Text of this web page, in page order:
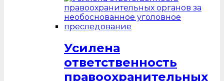
Усилена
ответственность
правоохранительных